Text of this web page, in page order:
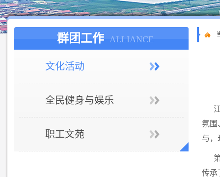
群团工作 ALLIANCE
文化活动
全民健身与娱乐
职工文苑
氛围
与，
传承